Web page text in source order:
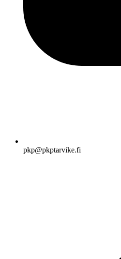
pkp@pkptarvike.fi